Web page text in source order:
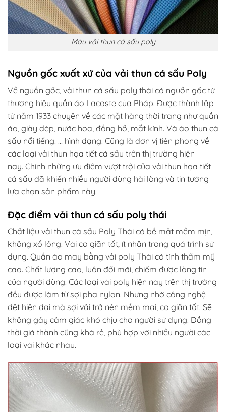
Màu vải thun cá sấu poly
Nguồn gốc xuất xứ của vải thun cá sấu Poly
Về nguồn gốc, vải thun cá sấu poly thái có nguồn gốc từ
thương hiệu quần áo Lacoste của Pháp. Được thành lập
từ năm 1933 chuyên về các mặt hàng thời trang như quần
áo, giày dép, nước hoa, đồng hồ, mắt kính. Và áo thun cá
sấu nổi tiếng. … hình dạng. Cũng là đơn vị tiên phong về
các loại vải thun họa tiết cá sấu trên thị trường hiện
nay. Chính những ưu điểm vượt trội của vải thun họa tiết
cá sấu đã khiến nhiều người dùng hài lòng và tin tưởng
lựa chọn sản phẩm này.
Đặc điểm vải thun cá sấu poly thái
Chất liệu vải thun cá sấu Poly Thái có bề mặt mềm mịn,
không xổ lông. Vải co giãn tốt, ít nhăn trong quá trình sử
dụng. Quần áo may bằng vải poly Thái có tính thẩm mỹ
cao. Chất lượng cao, luôn đổi mới, chiếm được lòng tin
của người dùng. Các loại vải poly hiện nay trên thị trường
đều được làm từ sợi pha nylon. Nhưng nhờ công nghệ
dệt hiện đại mà sợi vải trở nên mềm mại, co giãn tốt. Sẽ
không gây cảm giác khó chịu cho người sử dụng. Đồng
thời giá thành cũng khá rẻ, phù hợp với nhiều người các
loại vải khác nhau.